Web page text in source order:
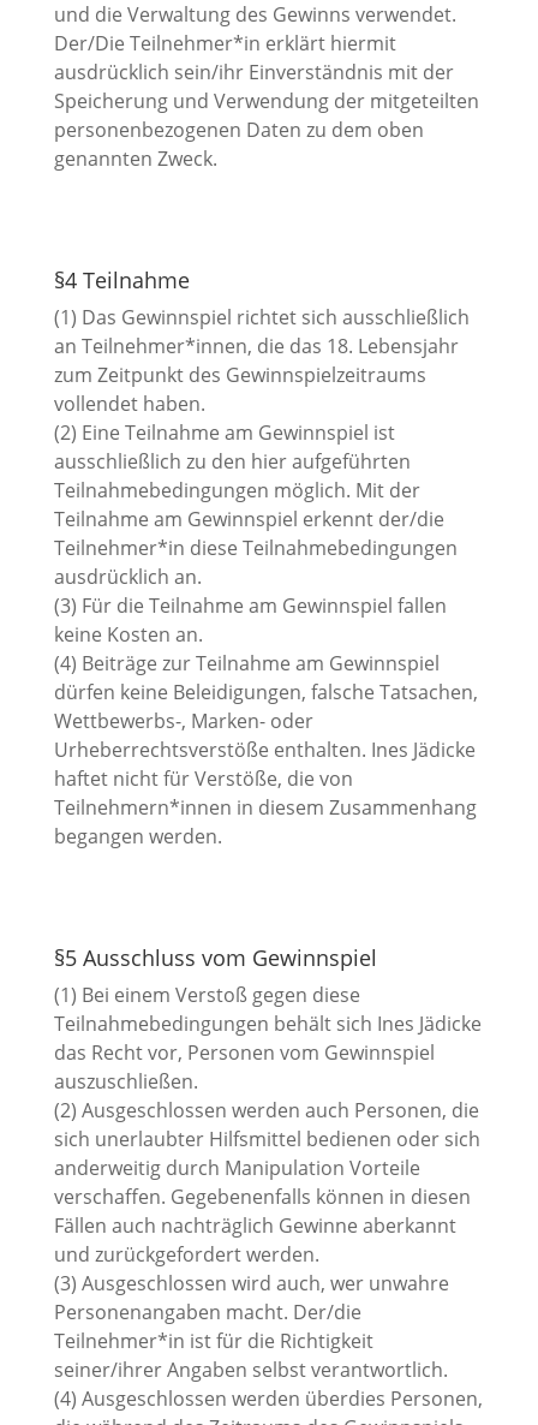
und die Verwaltung des Gewinns verwendet.
Der/Die Teilnehmer*in erklärt hiermit
ausdrücklich sein/ihr Einverständnis mit der
Speicherung und Verwendung der mitgeteilten
personenbezogenen Daten zu dem oben
genannten Zweck.
§4 Teilnahme
(1) Das Gewinnspiel richtet sich ausschließlich
an Teilnehmer*innen, die das 18. Lebensjahr
zum Zeitpunkt des Gewinnspielzeitraums
vollendet haben.
(2) Eine Teilnahme am Gewinnspiel ist
ausschließlich zu den hier aufgeführten
Teilnahmebedingungen möglich. Mit der
Teilnahme am Gewinnspiel erkennt der/die
Teilnehmer*in diese Teilnahmebedingungen
ausdrücklich an.
(3) Für die Teilnahme am Gewinnspiel fallen
keine Kosten an.
(4) Beiträge zur Teilnahme am Gewinnspiel
dürfen keine Beleidigungen, falsche Tatsachen,
Wettbewerbs-, Marken- oder
Urheberrechtsverstöße enthalten. Ines Jädicke
haftet nicht für Verstöße, die von
Teilnehmern*innen in diesem Zusammenhang
begangen werden.
§5 Ausschluss vom Gewinnspiel
(1) Bei einem Verstoß gegen diese
Teilnahmebedingungen behält sich Ines Jädicke
das Recht vor, Personen vom Gewinnspiel
auszuschließen.
(2) Ausgeschlossen werden auch Personen, die
sich unerlaubter Hilfsmittel bedienen oder sich
anderweitig durch Manipulation Vorteile
verschaffen. Gegebenenfalls können in diesen
Fällen auch nachträglich Gewinne aberkannt
und zurückgefordert werden.
(3) Ausgeschlossen wird auch, wer unwahre
Personenangaben macht. Der/die
Teilnehmer*in ist für die Richtigkeit
seiner/ihrer Angaben selbst verantwortlich.
(4) Ausgeschlossen werden überdies Personen,